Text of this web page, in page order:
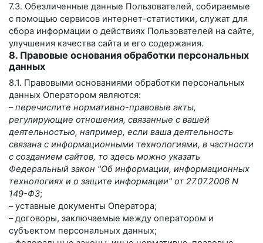
7.3. Обезличенные данные Пользователей, собираемые
с помощью сервисов интернет-статистики, служат для
сбора информации о действиях Пользователей на сайте,
улучшения качества сайта и его содержания.
8. Правовые основания обработки персональных
данных
8.1. Правовыми основаниями обработки персональных
данных Оператором являются:
–перечислите нормативно-правовые акты,
регулирующие отношения, связанные с вашей
деятельностью, например, если ваша деятельность
связана с информационными технологиями, в частности
с созданием сайтов, то здесь можно указать
Федеральный закон "Об информации, информационных
технологиях и о защите информации" от 27.07.2006 N
149-ФЗ;
– уставные документы Оператора;
– договоры, заключаемые между оператором и
субъектом персональных данных;